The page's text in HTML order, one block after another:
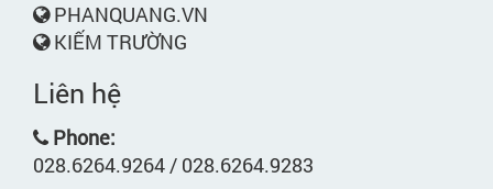
PHANQUANG.VN
KIẾM TRƯỜNG
Liên hệ
Phone:
028.6264.9264 / 028.6264.9283